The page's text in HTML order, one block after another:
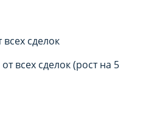
всех сделок
от всех сделок (рост на 5